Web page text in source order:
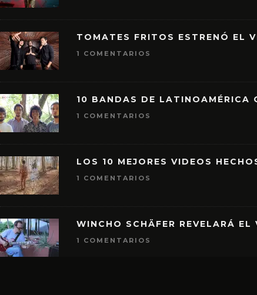
TOMATES FRITOS ESTRENÓ EL
1 COMENTARIOS
10 BANDAS DE LATINOAMÉRICA
1 COMENTARIOS
LOS 10 MEJORES VIDEOS
1 COMENTARIOS
WINCHO SCHÄFER REVELARÁ
1 COMENTARIOS